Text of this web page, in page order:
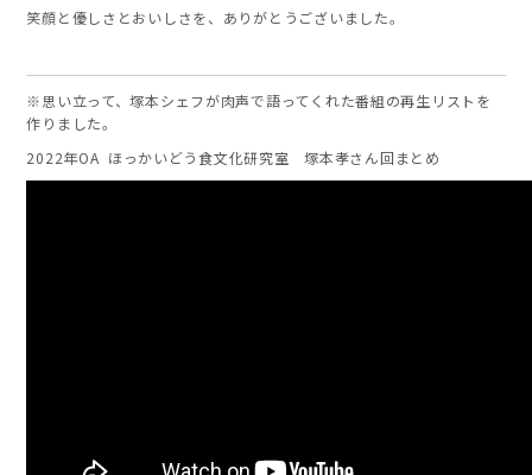
笑顔と優しさとおいしさを、ありがとうございました。
※思い立って、塚本シェフが肉声で語ってくれた番組の再生リストを
作りました。
2022年OA ほっかいどう食文化研究室 塚本孝さん回まとめ